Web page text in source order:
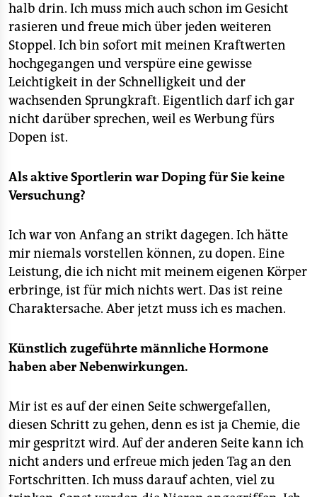
halb drin. Ich muss mich auch schon im Gesicht
rasieren und freue mich über jeden weiteren
Stoppel. Ich bin sofort mit meinen Kraftwerten
hochgegangen und verspüre eine gewisse
Leichtigkeit in der Schnelligkeit und der
wachsenden Sprungkraft. Eigentlich darf ich gar
nicht darüber sprechen, weil es Werbung fürs
Dopen ist.
Als aktive Sportlerin war Doping für Sie keine
Versuchung?
Ich war von Anfang an strikt dagegen. Ich hätte
mir niemals vorstellen können, zu dopen. Eine
Leistung, die ich nicht mit meinem eigenen Körper
erbringe, ist für mich nichts wert. Das ist reine
Charaktersache. Aber jetzt muss ich es machen.
Künstlich zugeführte männliche Hormone
haben aber Nebenwirkungen.
Mir ist es auf der einen Seite schwergefallen,
diesen Schritt zu gehen, denn es ist ja Chemie, die
mir gespritzt wird. Auf der anderen Seite kann ich
nicht anders und erfreue mich jeden Tag an den
Fortschritten. Ich muss darauf achten, viel zu